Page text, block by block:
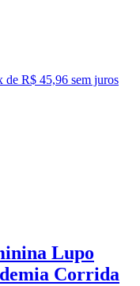
de R$ 45,96 sem juros
Lupo
Corrida